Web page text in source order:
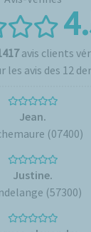
avis clients
les avis des 12
Jean.
(07400)
Justine.
(57300)